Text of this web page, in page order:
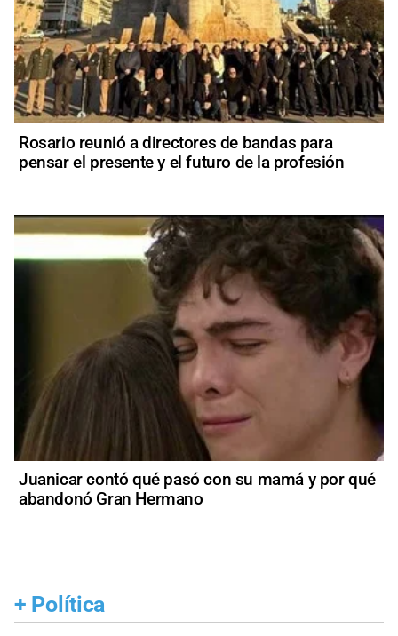
Rosario reunió a directores de bandas para
pensar el presente y el futuro de la profesión
Juanicar contó qué pasó con su mamá y por qué
abandonó Gran Hermano
+ Política